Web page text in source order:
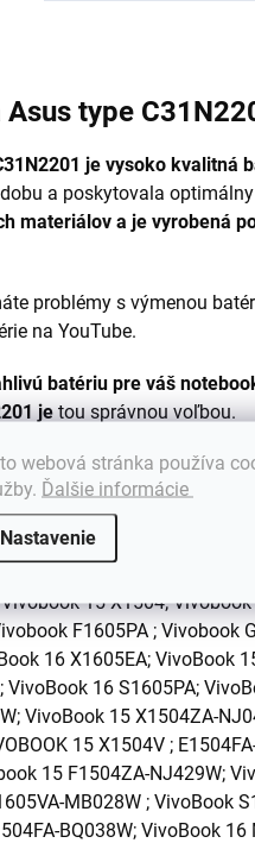
webová stránka používa
. Ďalšie informácie
Nastavenie
type
je vysoko kvalitná
a poskytovala
materiálov a je vyrobená
problémy s výmenou
na YouTube.
batériu pre váš
jetou správnou voľbou.
batérie do notebooku
batériu do Vášho
Asus Vivobook 16;
; Vivobook 16(M1605);
15 X1504;
F1605PA ; Vivobook
16 X1605EA; VivoBook
16 S1605PA;
VivoBook 15 X1504ZA-
15 X1504V ;
15 F1504ZA-NJ429W;
MB028W ; VivoBook
BQ038W; VivoBook 16